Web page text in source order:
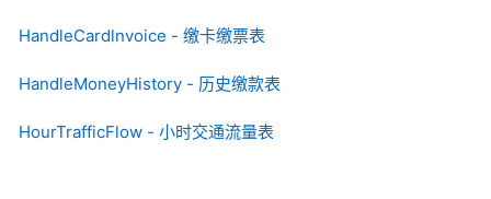
HandleCardlnvoice - 缴卡缴票表
HandleMoneyHistory - 历史缴款表
HourTrafficFlow - 小时交通流量表